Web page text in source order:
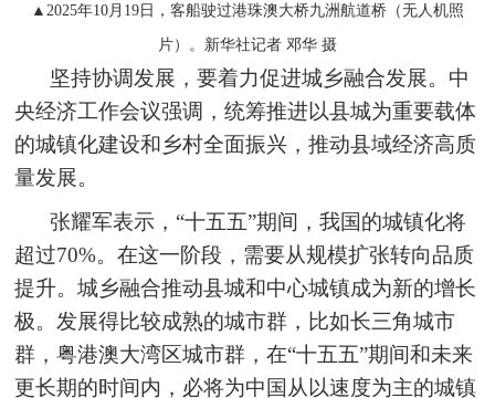
▲2025年10月19日，客船驶过港珠澳大桥九洲航道桥（无人机照
片）。新华社记者 邓华 摄
坚持协调发展，要着力促进城乡融合发展。中
央经济工作会议强调，统筹推进以县城为重要载体
的城镇化建设和乡村全面振兴，推动县域经济高质
量发展。
张耀军表示，“十五五”期间，我国的城镇化将
超过70%。在这一阶段，需要从规模扩张转向品质
提升。城乡融合推动县城和中心城镇成为新的增长
极。发展得比较成熟的城市群，比如长三角城市
群，粤港澳大湾区城市群，在“十五五”期间和未来
更长期的时间内，必将为中国从以速度为主的城镇